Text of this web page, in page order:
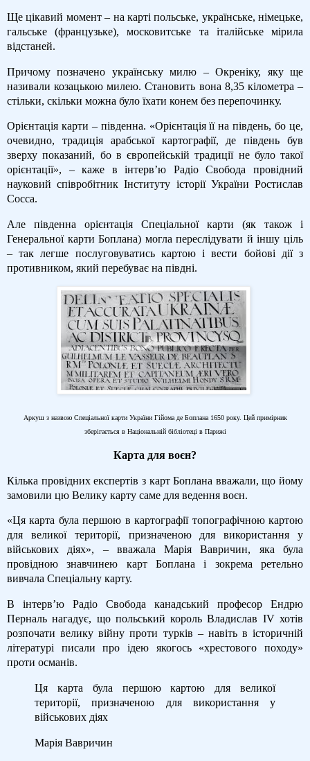
Ще цікавий момент – на карті польське, українське, німецьке,
гальське (французьке), московитське та італійське мірила
відстаней.
Причому позначено українську милю – Окреніку, яку ще
називали козацькою милею. Становить вона 8,35 кілометра –
стільки, скільки можна було їхати конем без перепочинку.
Орієнтація карти – південна. «Орієнтація її на південь, бо це,
очевидно, традиція арабської картографії, де південь був
зверху показаний, бо в європейській традиції не було такої
орієнтації», – каже в інтерв’ю Радіо Свобода провідний
науковий співробітник Інституту історії України Ростислав
Сосса.
Але південна орієнтація Спеціальної карти (як також і
Генеральної карти Боплана) могла переслідувати й іншу ціль
– так легше послуговуватись картою і вести бойові дії з
противником, який перебуває на півдні.
Аркуш з назвою Спеціальної карти України Гійома де Боплана 1650 року. Цей примірник
зберігається в Національній бібліотеці в Парижі
Карта для воєн?
Кілька провідних експертів з карт Боплана вважали, що йому
замовили цю Велику карту саме для ведення воєн.
«Ця карта була першою в картографії топографічною картою
для великої території, призначеною для використання у
військових діях», – вважала Марія Вавричин, яка була
провідною знавчинею карт Боплана і зокрема ретельно
вивчала Спеціальну карту.
В інтерв’ю Радіо Свобода канадський професор Ендрю
Перналь нагадує, що польський король Владислав IV хотів
розпочати велику війну проти турків – навіть в історичній
літературі писали про ідею якогось «хрестового походу»
проти османів.
Ця карта була першою картою для великої
території, призначеною для використання у
військових діях
Марія Вавричин